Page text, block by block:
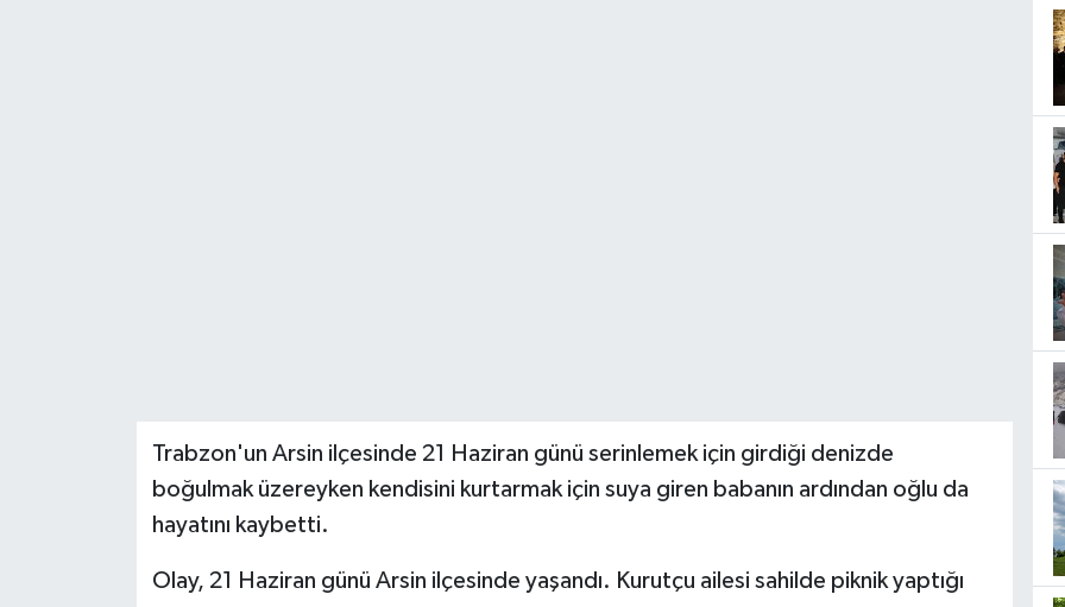
Trabzon'un Arsin ilçesinde 21 Haziran günü serinlemek için girdiği denizde
boğulmak üzereyken kendisini kurtarmak için suya giren babanın ardından oğlu da
hayatını kaybetti.
Olay, 21 Haziran günü Arsin ilçesinde yaşandı. Kurutçu ailesi sahilde piknik yaptığı